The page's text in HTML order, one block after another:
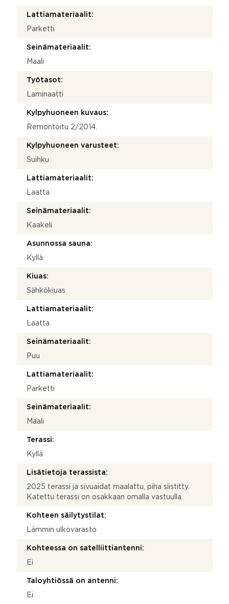
Lattiamateriaalit:
Parketti
Seinämateriaalit:
Maali
Työtasot:
Laminaatti
Kylpyhuoneen kuvaus:
Remontoitu 2/2014.
Kylpyhuoneen varusteet:
Suihku
Lattiamateriaalit:
Laatta
Seinämateriaalit:
Kaakeli
Asunnossa sauna:
Kyllä
Kiuas:
Sähkökiuas
Lattiamateriaalit:
Laatta
Seinämateriaalit:
Puu
Lattiamateriaalit:
Parketti
Seinämateriaalit:
Maali
Terassi:
Kyllä
Lisätietoja terassista:
2025 terassi ja sivuaidat maalattu, piha siistitty.
Katettu terassi on osakkaan omalla vastuulla.
Kohteen säilytystilat:
Lämmin ulkovarasto
Kohteessa on satelliittiantenni:
Ei
Taloyhtiössä on antenni:
Ei